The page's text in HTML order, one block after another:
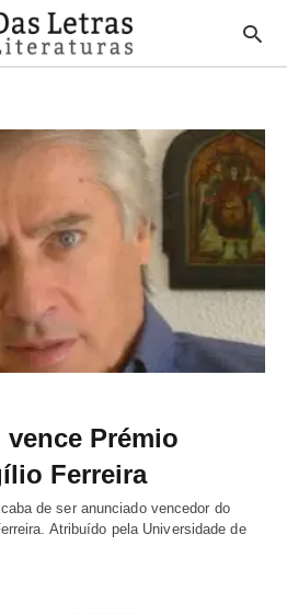
Prémio
Ferreira
de ser anunciado vencedor do
Atribuído pela Universidade de